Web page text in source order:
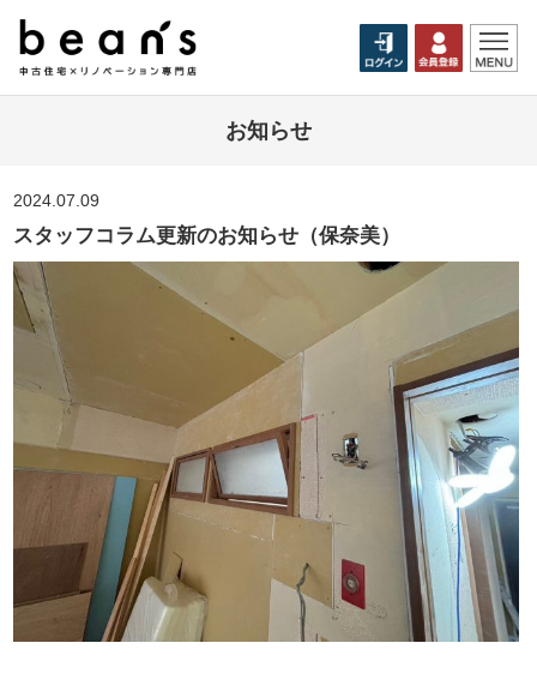
お知らせ
2024.07.09
スタッフコラム更新のお知らせ（保奈美）